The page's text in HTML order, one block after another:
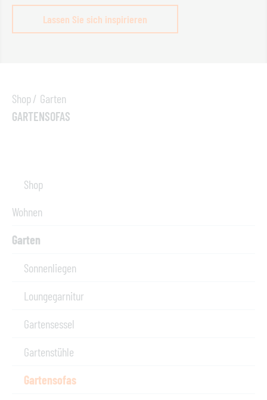
Lassen Sie sich inspirieren
Shop
Garten
GARTENSOFAS
Shop
Wohnen
Garten
Sonnenliegen
Loungegarnitur
Gartensessel
Gartenstühle
Gartensofas